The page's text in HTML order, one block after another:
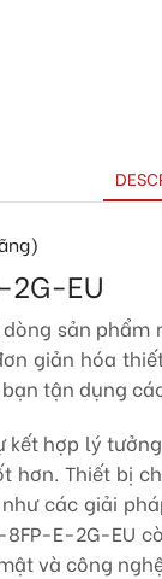
EU
sản
giản hóa
tận dụng
kết hợp lý
Thiết bị
các giải
E-2G-EU
và công